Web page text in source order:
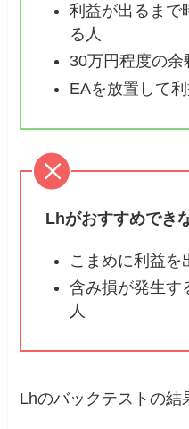
利益が出るまで
る人
30万円程度の余
EAを放置して
Lhがおすすめでき
こまめに利益を
含み損が発生す
人
Lhのバックテストの結